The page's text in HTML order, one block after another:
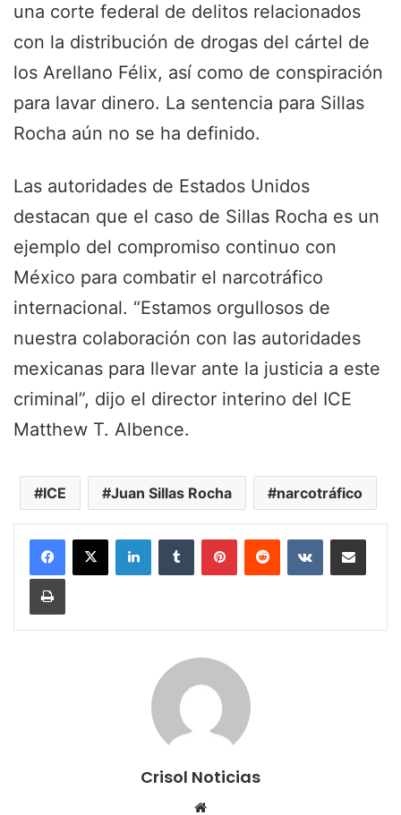
una corte federal de delitos relacionados
con la distribución de drogas del cártel de
los Arellano Félix, así como de conspiración
para lavar dinero. La sentencia para Sillas
Rocha aún no se ha definido.
Las autoridades de Estados Unidos
destacan que el caso de Sillas Rocha es un
ejemplo del compromiso continuo con
México para combatir el narcotráfico
internacional. “Estamos orgullosos de
nuestra colaboración con las autoridades
mexicanas para llevar ante la justicia a este
criminal”, dijo el director interino del ICE
Matthew T. Albence.
ICE Juan Sillas Rocha narcotráfico
Crisol Noticias